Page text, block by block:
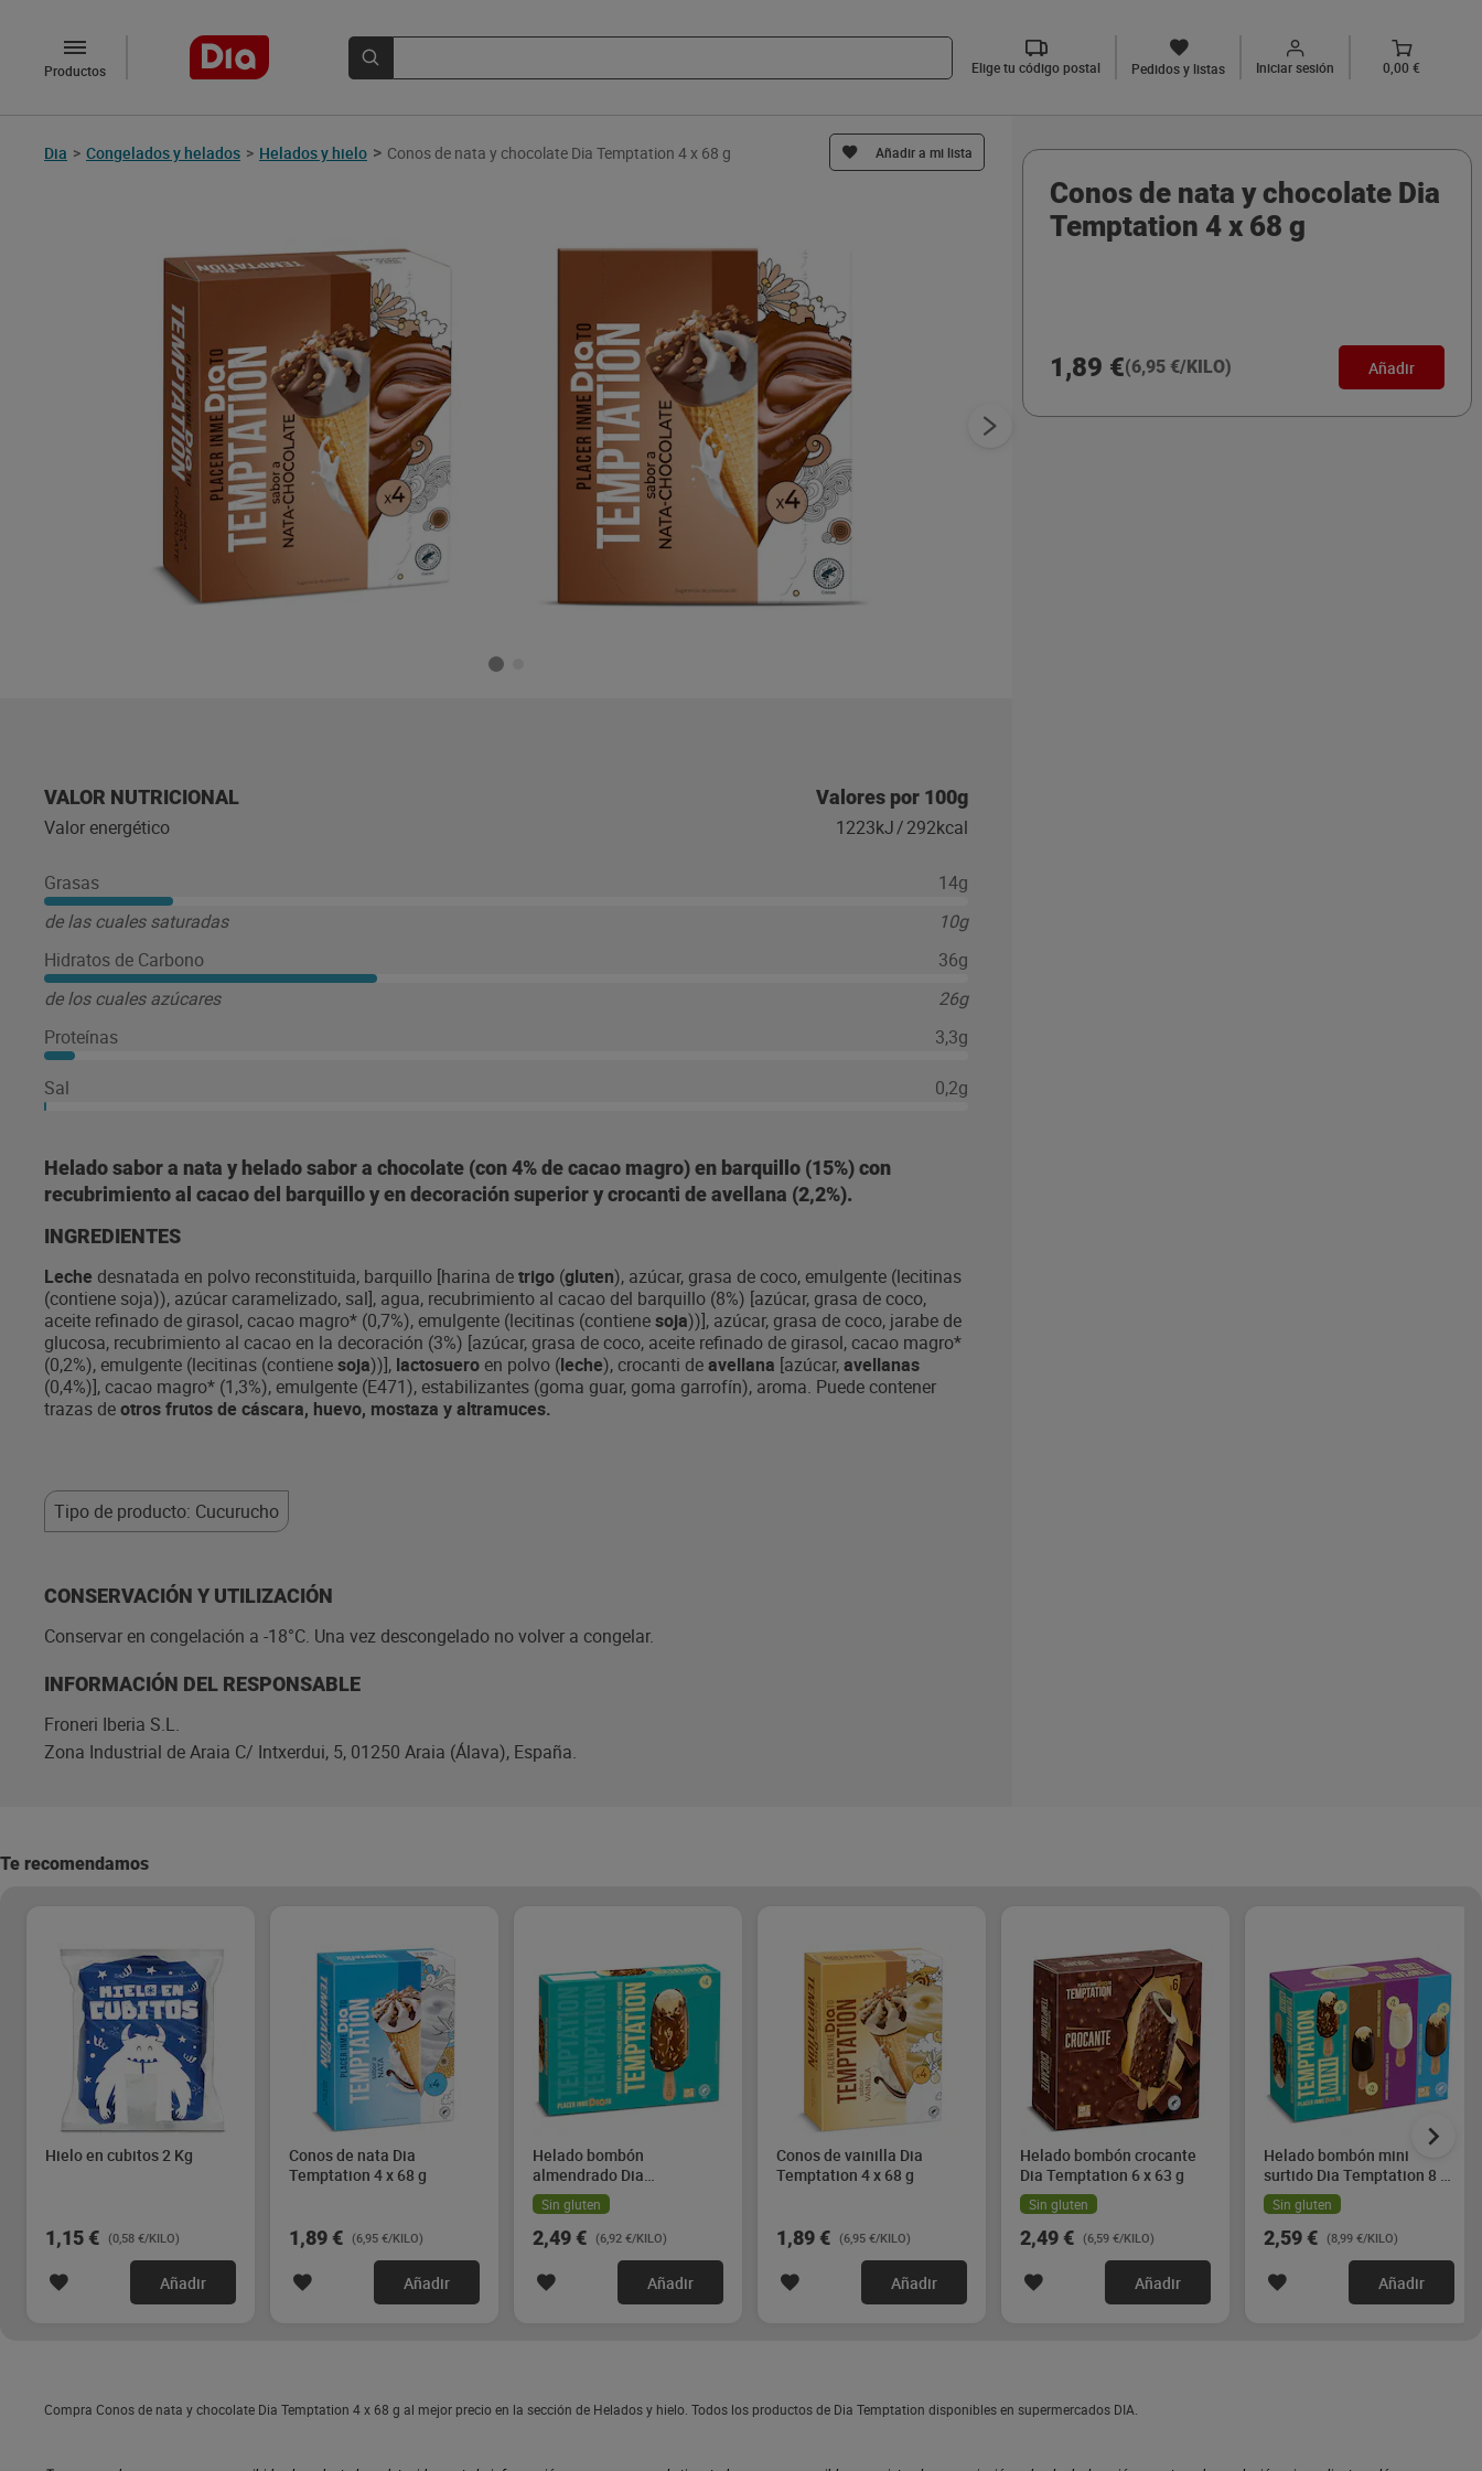
Productos Elige tu código postal Pedidos y listas Iniciar sesión 0,00 €
Dia > Congelados y helados > Helados y hielo > Conos de nata y chocolate Dia Temptation 4 x 68 g Añadir a mi lista
VALOR NUTRICIONAL Valores por 100g
Valor energético 1223kJ/292kcal
Grasas
14g
de las cuales saturadas
10g
Hidratos de Carbono
36g
de los cuales azúcares
26g
Proteínas
3,3g
Sal 0,2g
Helado sabor a nata y helado sabor a chocolate (con 4% de cacao magro) en barquillo (15%) con
recubrimiento al cacao del barquillo y en decoración superior y crocanti de avellana (2,2%).
INGREDIENTES
Leche desnatada en polvo reconstituida, barquillo [harina detrigo (gluten), azúcar, grasa de coco, emulgente (lecitinas
(contiene soja)), azúcar caramelizado, sal], agua, recubrimiento al cacao del barquillo (8%) [azúcar, grasa de coco,
aceite refinado de girasol, cacao magro* (0,7%), emulgente (lecitinas (contienesoja))], azúcar, grasa de coco, jarabe de
glucosa, recubrimiento al cacao en la decoración (3%) [azúcar, grasa de coco, aceite refinado de girasol, cacao magro*
(0,2%), emulgente (lecitinas (contienesoja))], lactosuero en polvo (leche), crocanti deavellana [azúcar,avellanas
(0,4%)], cacao magro* (1,3%), emulgente (E471), estabilizantes (goma guar, goma garrofín), aroma. Puede contener
trazas deotros frutos de cáscara, huevo, mostaza y altramuces.
Tipo de producto: Cucurucho
CONSERVACIÓN Y UTILIZACIÓN
Conservar en congelación a -18°C. Una vez descongelado no volver a congelar.
INFORMACIÓN DEL RESPONSABLE
Froneri Iberia S.L.
Zona Industrial de Araia C/ Intxerdui, 5, 01250 Araia (Álava), España.
Conos de nata y chocolate Dia
Temptation 4 x 68 g
1,89 €(6,95 €/KILO) Añadir
Te recomendamos
Hielo en cubitos 2 Kg
1,15 € (0,58 €/KILO)
Añadir
Conos de nata Dia
Temptation 4 x 68 g
1,89 € (6,95 €/KILO)
Añadir
Helado bombón
almendrado Dia
Temptation 4 x 90 g
Sin gluten
2,49 € (6,92 €/KILO)
Añadir
Conos de vainilla Dia
Temptation 4 x 68 g
1,89 € (6,95 €/KILO)
Añadir
Helado bombón crocante
Dia Temptation 6 x 63 g
Sin gluten
2,49 € (6,59 €/KILO)
Añadir
Helado bombón mini
surtido Dia Temptation 8 x
36 g
Sin gluten
2,59 € (8,99 €/KILO)
Añadir
Compra Conos de nata y chocolate Dia Temptation 4 x 68 g al mejor precio en la sección de Helados y hielo. Todos los productos de Dia Temptation disponibles en supermercados DIA.